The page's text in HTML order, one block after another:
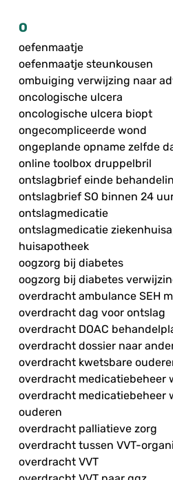
O
oefenmaatje
oefenmaatje steunkousen
ombuiging verwijzing naar
oncologische ulcera
oncologische ulcera biopt
ongecompliceerde wond
ongeplande opname zelfde
online toolbox druppelbril
ontslagbrief einde
ontslagbrief SO binnen 24
ontslagmedicatie
ontslagmedicatie
huisapotheek
oogzorg bij diabetes
oogzorg bij diabetes
overdracht ambulance SEH
overdracht dag voor ontslag
overdracht DOAC
overdracht dossier naar
overdracht kwetsbare
overdracht medicatiebeheer
overdracht medicatiebeheer
ouderen
overdracht palliatieve zorg
overdracht tussen VVT-
overdracht VVT